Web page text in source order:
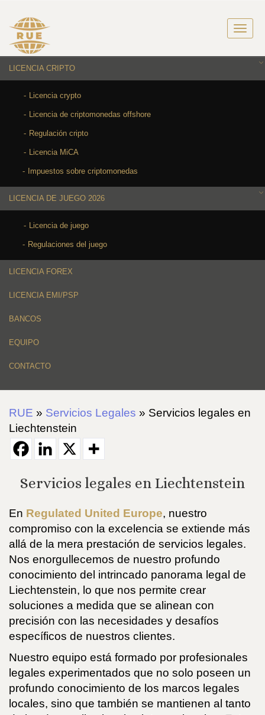
LICENCIA CRIPTO
Licencia crypto
Licencia de criptomonedas offshore
Regulación cripto
Licencia MiCA
Impuestos sobre criptomonedas
LICENCIA DE JUEGO 2026
Licencia de juego
Regulaciones del juego
LICENCIA FOREX
LICENCIA EMI/PSP
BANCOS
EQUIPO
CONTACTO
RUE » Servicios Legales » Servicios legales en
Liechtenstein
Servicios legales en Liechtenstein
En Regulated United Europe, nuestro
compromiso con la excelencia se extiende más
allá de la mera prestación de servicios legales.
Nos enorgullecemos de nuestro profundo
conocimiento del intrincado panorama legal de
Liechtenstein, lo que nos permite crear
soluciones a medida que se alinean con
precisión con las necesidades y desafíos
específicos de nuestros clientes.
Nuestro equipo está formado por profesionales
legales experimentados que no solo poseen un
profundo conocimiento de los marcos legales
locales, sino que también se mantienen al tanto